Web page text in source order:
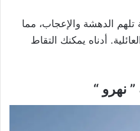
تلهم الدهشة والإعجاب، مما
أدناه يمكنك التقاط
نهرو “